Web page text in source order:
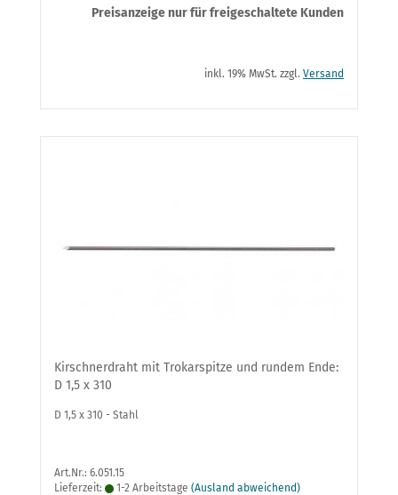
Preisanzeige nur für freigeschaltete Kunden
inkl. 19% MwSt. zzgl. Versand
Kirschnerdraht mit Trokarspitze und rundem Ende:
D 1,5 x 310
D 1,5 x 310 - Stahl
Art.Nr.: 6.051.15
Lieferzeit:
1-2 Arbeitstage (Ausland abweichend)